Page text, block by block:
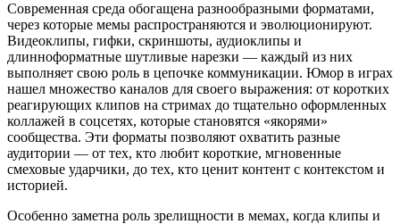
Современная среда обогащена разнообразными форматами,
через которые мемы распространяются и эволюционируют.
Видеоклипы, гифки, скриншоты, аудиоклипы и
длинноформатные шутливые нарезки — каждый из них
выполняет свою роль в цепочке коммуникации. Юмор в играх
нашел множество каналов для своего выражения: от коротких
реагирующих клипов на стримах до тщательно оформленных
коллажей в соцсетях, которые становятся «якорями»
сообщества. Эти форматы позволяют охватить разные
аудитории — от тех, кто любит короткие, мгновенные
смеховые ударчики, до тех, кто ценит контент с контекстом и
историей.
Особенно заметна роль зрелищности в мемах, когда клипы и